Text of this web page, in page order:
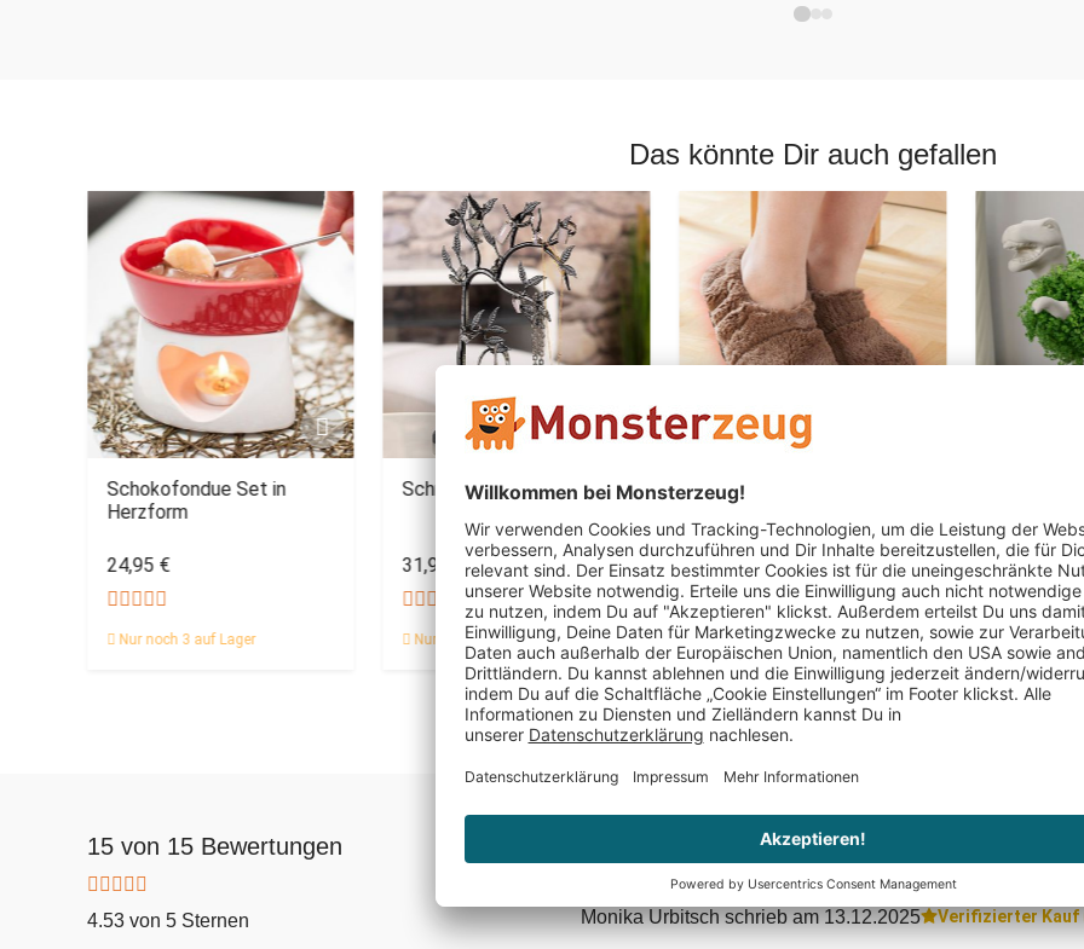
Das könnte Dir auch gefallen
Schokofondue Set in
Herzform
24,95 €
Nur noch 3 auf Lager
Schmuckständer Baum
31,95 €
Nur noch 1 auf Lager
Mikrowellen Hausschuhe
29,95 €
Nur noch 3 auf Lager
29,95 €
Nur noch 2
15 von 15 Bewertungen
4.53 von 5 Sternen Monika Urbitschschrieb am 13.12.2025 Verifizierter Kauf